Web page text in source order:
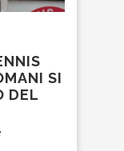
SI
DEL